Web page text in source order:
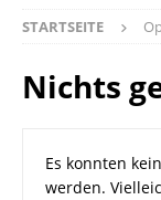
STARTSEITE
Nichts
Es konnten
werden.